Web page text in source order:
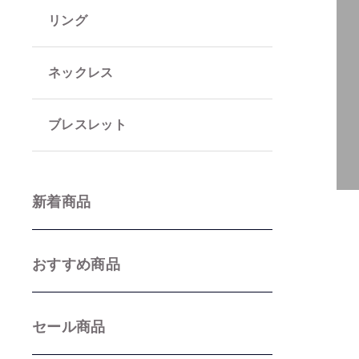
リング
ネックレス
ブレスレット
新着商品
おすすめ商品
セール商品